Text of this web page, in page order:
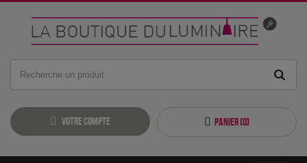
Votre compte Panier (0)